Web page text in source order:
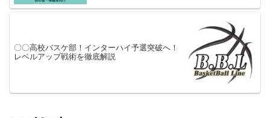
〇〇高校バスケ部！インターハイ予選突破へ！
レベルアップ戦術を徹底解説